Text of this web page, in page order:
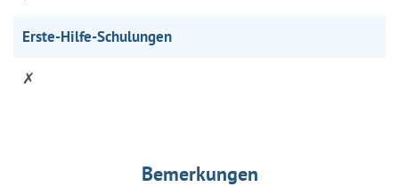
Erste-Hilfe-Schulungen
✗
Bemerkungen